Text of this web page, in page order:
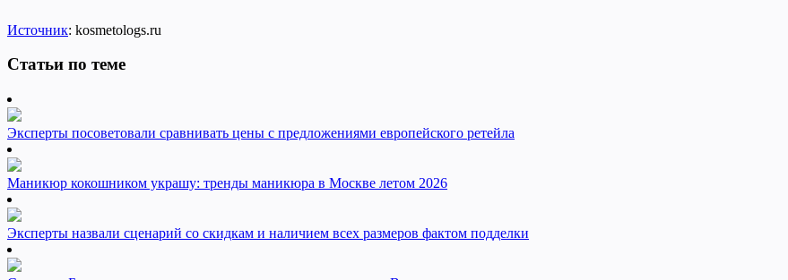
Источник: kosmetologs.ru
Статьи по теме
Эксперты посоветовали сравнивать цены с предложениями европейского ретейла
Маникюр кокошником украшу: тренды маникюра в Москве летом 2026
Эксперты назвали сценарий со скидкам и наличием всех размеров фактом подделки